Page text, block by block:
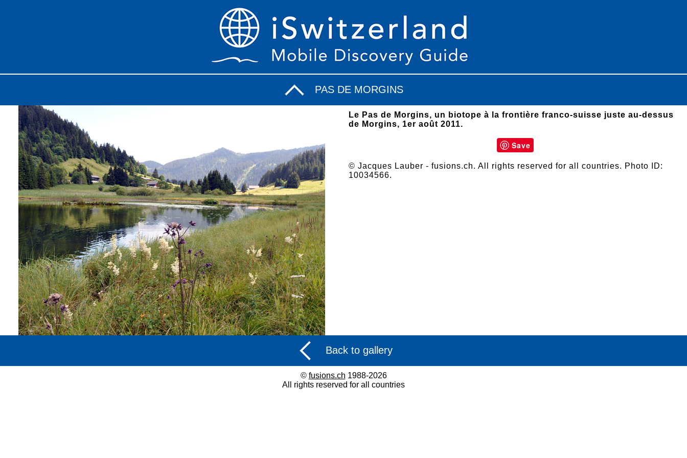
PAS DE MORGINS
Le Pas de Morgins, un biotope à la frontière franco-suisse juste au-dessus
de Morgins, 1er août 2011.
Save
© Jacques Lauber - fusions.ch. All rights reserved for all countries. Photo ID:
10034566.
Back to gallery
© fusions.ch 1988-2026
All rights reserved for all countries